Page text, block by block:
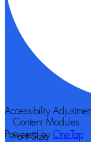
Accessibility
Powered by OneTap
Content Modules
Font Size